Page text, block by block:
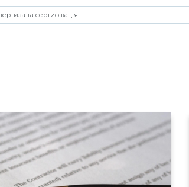
та сертифікація